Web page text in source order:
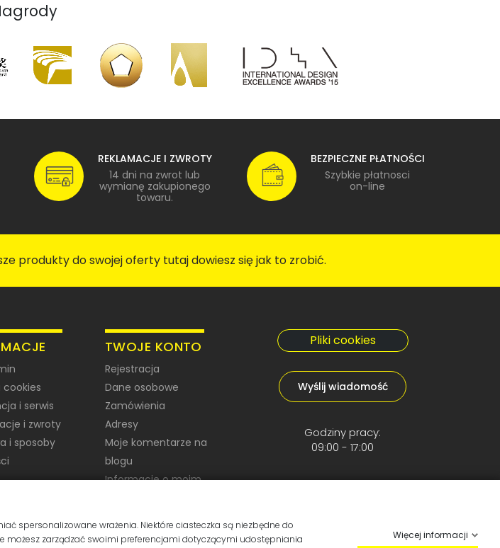
REKLAMACJE I ZWROTY
14 dni na zwrot lub
wymianę zakupionego
towaru.
BEZPIECZNE PŁATNOŚCI
Szybkie płatnosci
on-line
produkty do swojej oferty tutaj dowiesz się jak to zrobić.
cookies
i serwis
i zwroty
i sposoby
TWOJE KONTO
Rejestracja
Dane osobowe
Zamówienia
Adresy
Moje komentarze na
blogu
Informacje o moim
Pliki cookies
Wyślij wiadomość
Godziny pracy:
09:00 - 17:00
spersonalizowane wrażenia. Niektóre ciasteczka są niezbędne do
możesz zarządzać swoimi preferencjami dotyczącymi udostępniania
Więcej informacji